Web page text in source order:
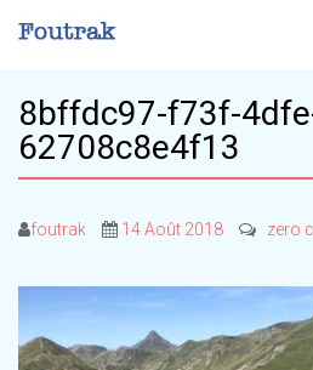
8bffdc97-f73f-
62708c8e4f13
foutrak 14 Août 2018 zero